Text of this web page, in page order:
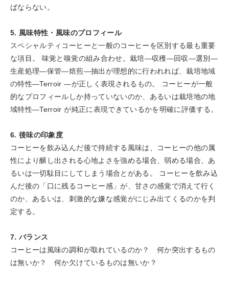
ばならない。
5. 風味特性・風味のプロフィール
スペシャルティコーヒーと一般のコーヒーを区別する最も重要
な項目。 味覚と嗅覚の組み合わせ。栽培―収穫―回収―選別―
生産処理―保管―焙煎―抽出が理想的に行われれば、栽培地域
の特性―Terroir ―が正しく表現されるもの。 コーヒーが一般
的なプロフィールしか持っていないのか、あるいは栽培地の地
域特性―Terroir が純正に表現できているかを明確に評価する。
6. 後味の印象度
コーヒーを飲み込んだ後で持続する風味は、コーヒーの他の属
性により醸し出される心地よさを強める場合、弱める場合、あ
るいは一切駄目にしてしまう場合とがある。 コーヒーを飲み込
んだ後の「口に残るコーヒー感」が、甘さの感覚で消えて行く
のか、あるいは、刺激的な嫌な感覚がにじみ出てくるのかを判
定する。
7. バランス
コーヒーは風味の調和が取れているのか？ 何か突出するもの
は無いか？ 何か欠けているものは無いか？